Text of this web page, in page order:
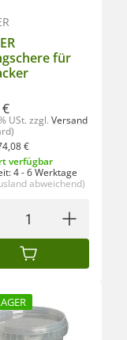
für
USt. zzgl. Versand
€
verfügbar
4 - 6 Werktage
abweichend)
IN DEN WARENKORB